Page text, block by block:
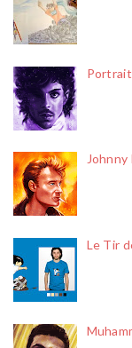
Portrait
Le Tir